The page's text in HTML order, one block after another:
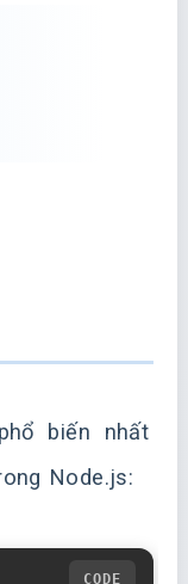
biến nhất
Node.js: